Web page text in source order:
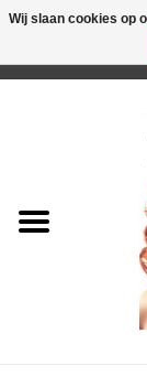
Just for Him
Wij slaan cookies op